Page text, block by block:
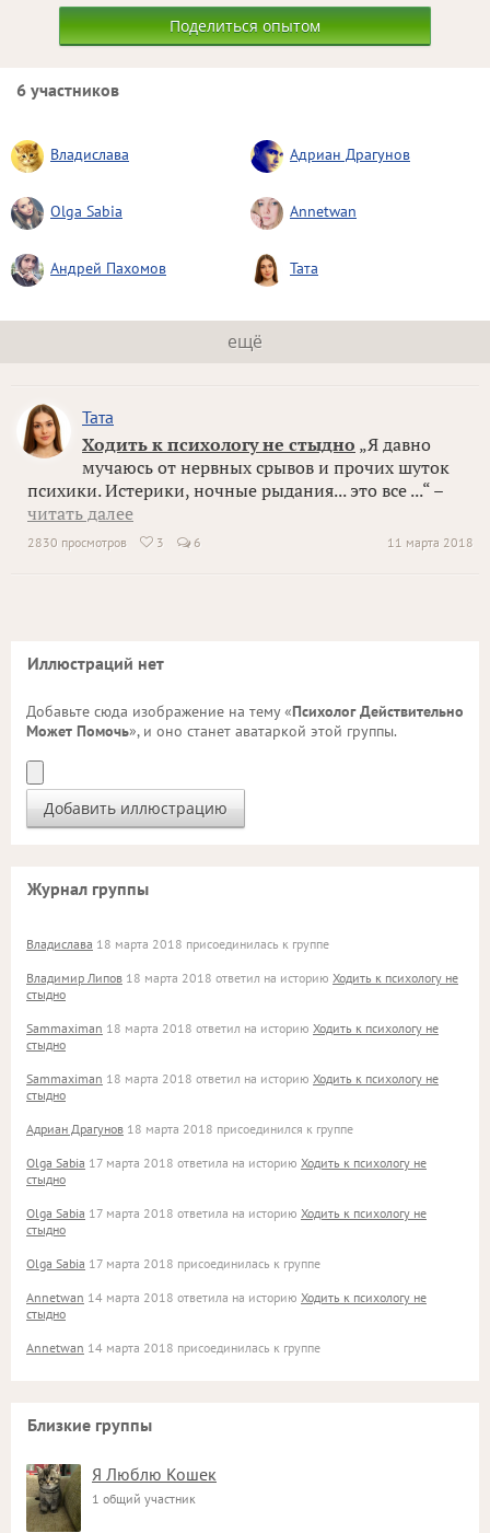
Поделиться опытом
6 участников
Владислава Адриан Драгунов
Olga Sabia Annetwan
Андрей Пахомов Тата
ещё
Тата
Ходить к психологу не стыдно „Я давно
мучаюсь от нервных срывов и прочих шуток
психики. Истерики, ночные рыдания... это все ...“ –
читать далее
11 марта 2018
2830 просмотров  3 6
Иллюстраций нет
Добавьте сюда изображение на тему «Психолог Действительно
Может Помочь», и оно станет аватаркой этой группы.
Журнал группы
Владислава 18 марта 2018 присоединилась к группе
Владимир Липов 18 марта 2018 ответил на историю Ходить к психологу не
стыдно
Sammaximan 18 марта 2018 ответил на историю Ходить к психологу не
стыдно
Sammaximan 18 марта 2018 ответил на историю Ходить к психологу не
стыдно
Адриан Драгунов 18 марта 2018 присоединился к группе
Olga Sabia 17 марта 2018 ответила на историю Ходить к психологу не
стыдно
Olga Sabia 17 марта 2018 ответила на историю Ходить к психологу не
стыдно
Olga Sabia 17 марта 2018 присоединилась к группе
Annetwan 14 марта 2018 ответила на историю Ходить к психологу не
стыдно
Annetwan 14 марта 2018 присоединилась к группе
Близкие группы
Я Люблю Кошек
1 общий участник